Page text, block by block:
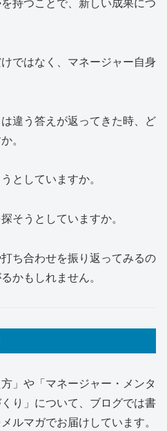
ではなく、マネージャー自身
違う答えが返ってきた時、ど
。
としていますか。
そうとしていますか。
ち合わせを振り返ってみるの
かもしれません。
」や「マネージャー・メンタ
り」について、ブログでは書
ルマガでお届けしています。